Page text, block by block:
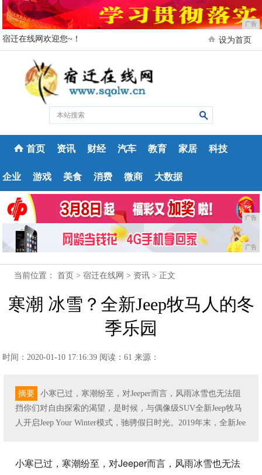
广告
宿迁在线网欢迎您~！ 设为首页
首页 资讯 财经 汽车 教育 家居 科技
企业 游戏 美食 消费 微商 大数据
广告
广告
当前位置：首页 >宿迁在线网 > 资讯 > 正文
寒潮 冰雪？全新Jeep牧马人的冬
季乐园
时间：2020-01-10 17:16:39 阅读：61 来源：
摘要
小寒已过，寒潮纷至，对Jeeper而言，风雨冰雪也无法阻
挡你们对自由探索的渴望，是时候，与偶像级SUV全新Jeep牧马
人开启Jeep Your Winter模式，驰骋假日时光。2019年末，全新Jee
小寒已过，寒潮纷至，对Jeeper而言，风雨冰雪也无法